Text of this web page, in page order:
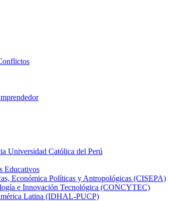
Universidad Católica del Perú
Educativos
Económica Políticas y Antropológicas (CISEPA)
e Innovación Tecnológica (CONCYTEC)
Latina (IDHAL-PUCP)